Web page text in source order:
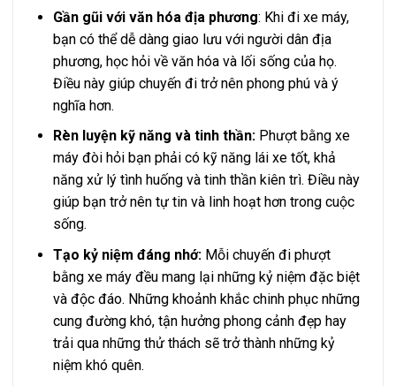
Gần gũi với văn hóa địa phương: Khi đi xe máy,
bạn có thể dễ dàng giao lưu với người dân địa
phương, học hỏi về văn hóa và lối sống của họ.
Điều này giúp chuyến đi trở nên phong phú và ý
nghĩa hơn.
Rèn luyện kỹ năng và tinh thần:Phượt bằng xe
máy đòi hỏi bạn phải có kỹ năng lái xe tốt, khả
năng xử lý tình huống và tinh thần kiên trì. Điều này
giúp bạn trở nên tự tin và linh hoạt hơn trong cuộc
sống.
Tạo kỷ niệm đáng nhớ:Mỗi chuyến đi phượt
bằng xe máy đều mang lại những kỷ niệm đặc biệt
và độc đáo. Những khoảnh khắc chinh phục những
cung đường khó, tận hưởng phong cảnh đẹp hay
trải qua những thử thách sẽ trở thành những kỷ
niệm khó quên.